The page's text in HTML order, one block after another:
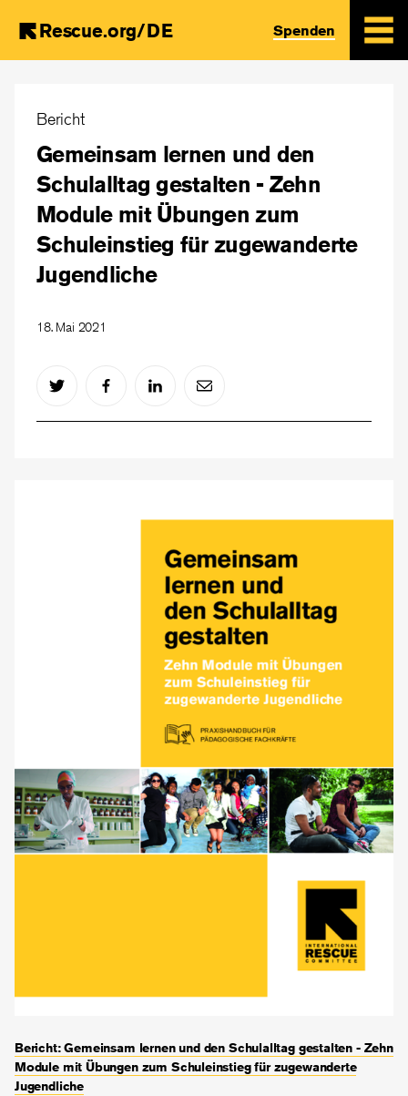
content
Rescue.org/DE Spenden
Bericht
Gemeinsam lernen und den
Schulalltag gestalten - Zehn
Module mit Übungen zum
Schuleinstieg für zugewanderte
Jugendliche
18. Mai 2021
Bericht: Gemeinsam lernen und den Schulalltag gestalten - Zehn
Module mit Übungen zum Schuleinstieg für zugewanderte
Jugendliche